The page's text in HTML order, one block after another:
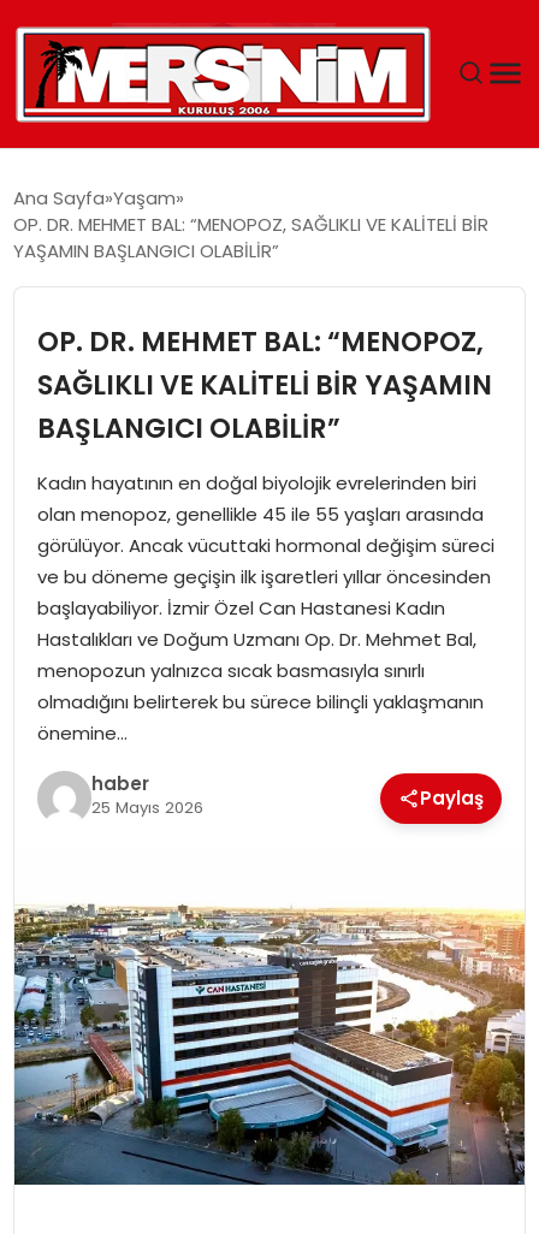
YAŞAM
SAĞLIK
EĞITIM
SPOR
EKONOMI
MAGAZIN
DÜNYA
OTOMOBIL
Ana Sayfa Yaşam
OP. DR. MEHMET BAL: “MENOPOZ, SAĞLIKLI VE KALİTELİ BİR
YAŞAMIN BAŞLANGICI OLABİLİR”
OP. DR. MEHMET BAL: “MENOPOZ,
SAĞLIKLI VE KALİTELİ BİR YAŞAMIN
BAŞLANGICI OLABİLİR”
Kadın hayatının en doğal biyolojik evrelerinden biri
olan menopoz, genellikle 45 ile 55 yaşları arasında
görülüyor. Ancak vücuttaki hormonal değişim süreci
ve bu döneme geçişin ilk işaretleri yıllar öncesinden
başlayabiliyor. İzmir Özel Can Hastanesi Kadın
Hastalıkları ve Doğum Uzmanı Op. Dr. Mehmet Bal,
menopozun yalnızca sıcak basmasıyla sınırlı
olmadığını belirterek bu sürece bilinçli yaklaşmanın
önemine…
haber
25 Mayıs 2026 Paylaş